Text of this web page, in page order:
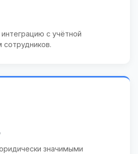
с учётной
значимыми